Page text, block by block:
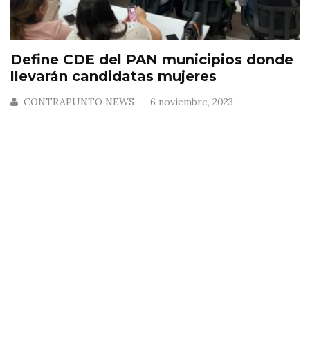
Define CDE del PAN municipios donde
llevarán candidatas mujeres
CONTRAPUNTO NEWS 6 noviembre, 2023